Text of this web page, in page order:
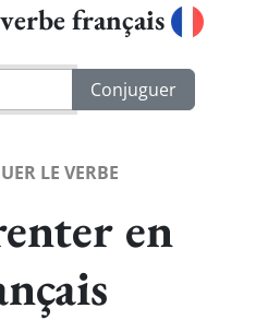
français
LE VERBE
en